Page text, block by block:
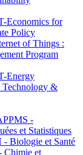
Economics for
Policy
of Things :
Program
Energy
Technology &
-
et Statistiques
Biologie et Santé
et